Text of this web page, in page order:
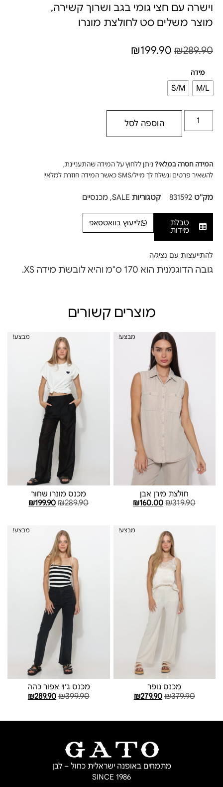
וישרה עם חצי גומי בגב ושרוך קשירה,
מוצר משלים סט לחולצת מונרו
₪289.90
₪199.90
מידה
M/L
S/M
הוספה לסל
המידה חסרה במלאי?ניתן ללחוץ על המידה שהתעניינת,
להשאיר פרטים ונשלח לך מייל/SMS כאשר המידה חוזרת למלאי!
מק"ט 831592 קטגוריות SALE
, מכנסיים
טבלת
מידות
לייעוץ בוואטסאפ
להתייעצות עם נציג/ה
גובה הדוגמנית הוא 170 ס"מ והיא לובשת מידה XS.
מוצרים קשורים
מבצע!
חולצת מירן אבן
₪319.90
₪160.00
מבצע!
מכנס מונרו שחור
₪289.90
₪199.90
מבצע!
מכנס נופר
₪379.90
₪279.90
מבצע!
מכנס ג׳וי אפור כהה
₪399.90
₪289.90
מתמחים באופנה ישראלית כחול – לבן
SINCE 1986